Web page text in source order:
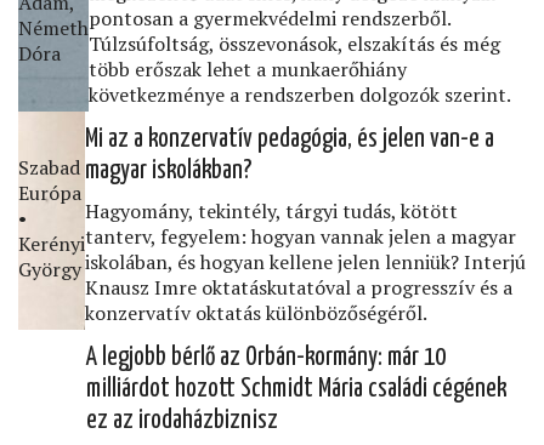
Németh
Dóra
pontosan a gyermekvédelmi rendszerből.
Túlzsúfoltság, összevonások, elszakítás és még
több erőszak lehet a munkaerőhiány
következménye a rendszerben dolgozók szerint.
Szabad
Európa
•
Kerényi
György
Mi az a konzervatív pedagógia, és jelen van-e a
magyar iskolákban?
Hagyomány, tekintély, tárgyi tudás, kötött
tanterv, fegyelem: hogyan vannak jelen a magyar
iskolában, és hogyan kellene jelen lenniük? Interjú
Knausz Imre oktatáskutatóval a progresszív és a
konzervatív oktatás különbözőségéről.
A legjobb bérlő az Orbán-kormány: már 10
milliárdot hozott Schmidt Mária családi cégének
ez az irodaházbiznisz